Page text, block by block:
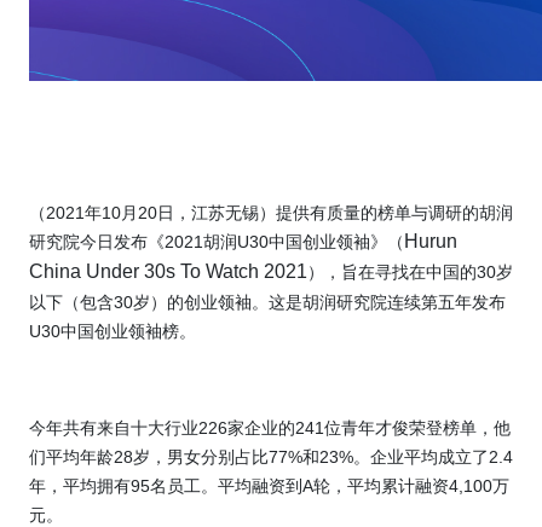
（2021年10月 20日，江苏无锡）提供有质量的榜单与调研的胡润
研究院今日发布《2021胡润U30中国创业领袖》（ Hurun
China Under 30s To Watch 2021），旨在寻找在中国的30岁
以下（包含30岁）的创业领袖。这是胡润研究院连续第五年发布
U30中国创业领袖榜。
今年共有来自十大行业226家企业的241位青年才俊荣登榜单，他
们平均年龄28岁，男女分别占比77%和23%。企业平均成立了2.4
年，平均拥有95名员工。平均融资到A轮，平均累计融资4,100万
元。